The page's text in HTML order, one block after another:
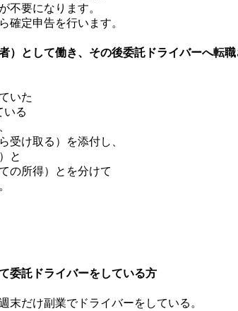
不要になります。
確定申告を行います。
）として働き、その後委託ドライバーへ転
いた
いる
受け取る）を添付し、
と
の所得）とを分けて
委託ドライバーをしている方
末だけ副業でドライバーをしている。